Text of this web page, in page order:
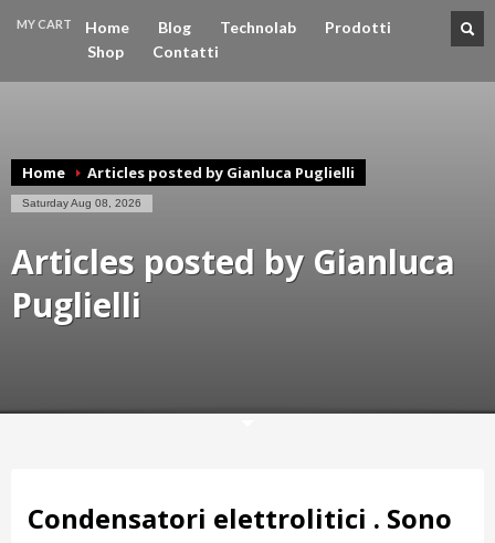
MY CART
€0 CHECKOUT
Home Blog Technolab
Prodotti
Shop
Contatti
Home Articles posted by Gianluca Puglielli
Saturday Aug 08, 2026
Articles posted by Gianluca
Puglielli
Condensatori elettrolitici . Sono